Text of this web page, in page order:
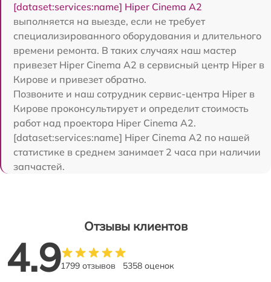
[dataset:services:name] Hiper Cinema A2
выполняется на выезде, если не требует
специализированного оборудования и длительного
времени ремонта. В таких случаях наш мастер
привезет Hiper Cinema A2 в сервисный центр Hiper в
Кирове и привезет обратно.
Позвоните и наш сотрудник сервис-центра Hiper в
Кирове проконсультирует и определит стоимость
работ над проектора Hiper Cinema A2.
[dataset:services:name] Hiper Cinema A2 по нашей
статистике в среднем занимает 2 часа при наличии
запчастей.
Отзывы клиентов
4.91799 отзывов 5358 оценок